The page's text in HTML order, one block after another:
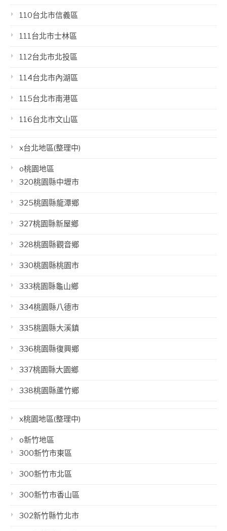
110台北市信義區
111台北市士林區
112台北市北投區
114台北市內湖區
115台北市南港區
116台北市文山區
x台北地區(整理中)
o桃園地區
320桃園縣中壢市
325桃園縣龍潭鄉
327桃園縣新屋鄉
328桃園縣觀音鄉
330桃園縣桃園市
333桃園縣龜山鄉
334桃園縣八德市
335桃園縣大溪鎮
336桃園縣復興鄉
337桃園縣大園鄉
338桃園縣蘆竹鄉
x桃園地區(整理中)
o新竹地區
300新竹市東區
300新竹市北區
300新竹市香山區
302新竹縣竹北市